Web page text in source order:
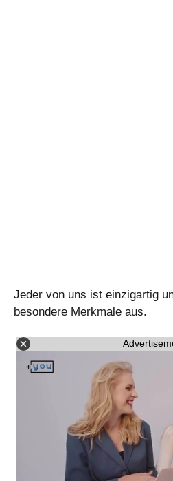
Jeder von uns ist einzigartig
besondere Merkmale aus.